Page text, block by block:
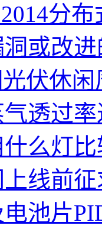
分
洞或改
光伏休
透过
么灯
线前
池片